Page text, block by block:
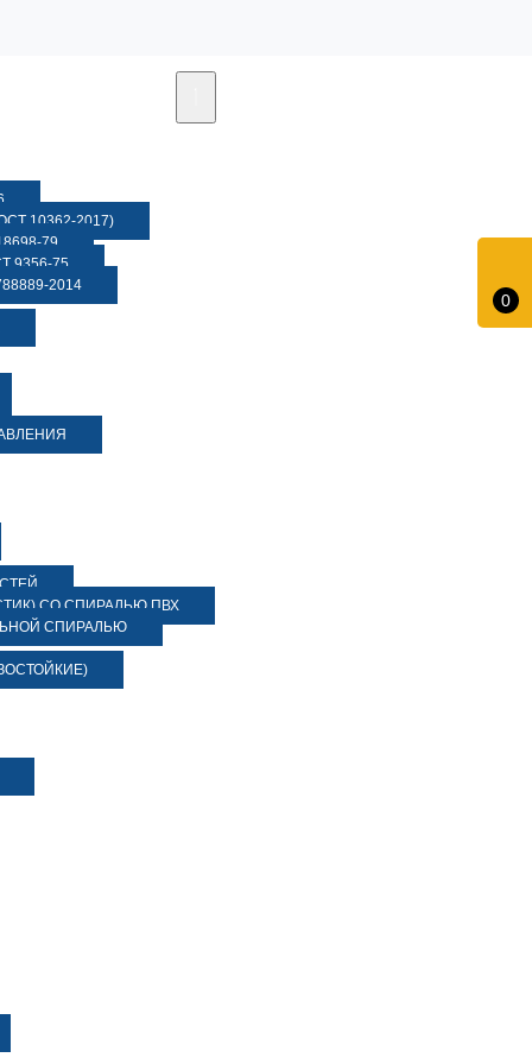
0
10362-2017)
79
9356-75
2014
СО СПИРАЛЬЮ ПВХ
СПИРАЛЬЮ